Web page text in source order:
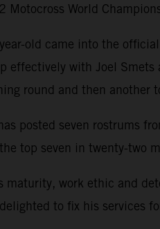
Motocross World
old came into the
effectively with Joel Smets
round and then another
posted seven rostrums
top seven in twenty-two
maturity, work ethic and
to fix his services